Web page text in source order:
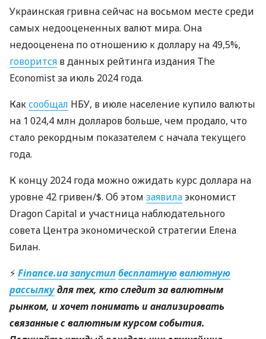
Украинская гривна сейчас на восьмом месте среди
самых недооцененных валют мира. Она
недооценена по отношению к доллару на 49,5%,
говорится в данных рейтинга издания The
Economist за июль 2024 года.
Каксообщал НБУ, в июле население купило валюты
на 1 024,4 млн долларов больше, чем продало, что
стало рекордным показателем с начала текущего
года.
К концу 2024 года можно ожидать курс доллара на
уровне 42 гривен/$. Об этом заявилаэкономист
Dragon Capital и участница наблюдательного
совета Центра экономической стратегии Елена
Билан.
⚡Finance.ua запустилбесплатнуювалютную
рассылкудля тех, кто следит за валютным
рынком, и хочет понимать и анализировать
связанные с валютным курсом события.